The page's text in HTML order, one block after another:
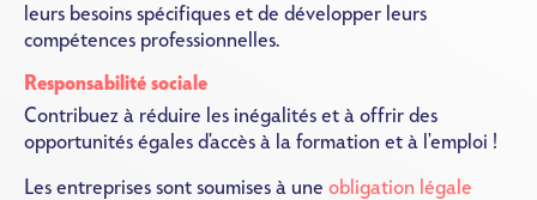
leurs besoins spécifiques et de développer leurs
compétences professionnelles.
Responsabilité sociale
Contribuez à réduire les inégalités et à offrir des
opportunités égales d'accès à la formation et à l'emploi !
Les entreprises sont soumises à une obligation légale